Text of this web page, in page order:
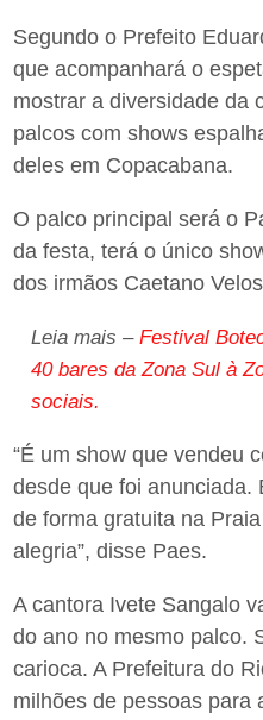
Segundo o Prefeito
que acompanhará o
mostrar a diversidade da
palcos com shows
deles em Copacabana.
O palco principal será o
da festa, terá o único
dos irmãos Caetano
Leia mais –Festival
40 bares da Zona Sul à
sociais.
“É um show que vendeu
desde que foi anunciada.
de forma gratuita na
alegria”, disse Paes.
A cantora Ivete Sangalo
do ano no mesmo palco.
carioca. A Prefeitura do
milhões de pessoas para